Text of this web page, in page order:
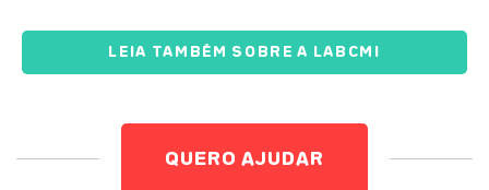
LEIA TAMBÉM SOBRE A LABCMI
QUERO AJUDAR